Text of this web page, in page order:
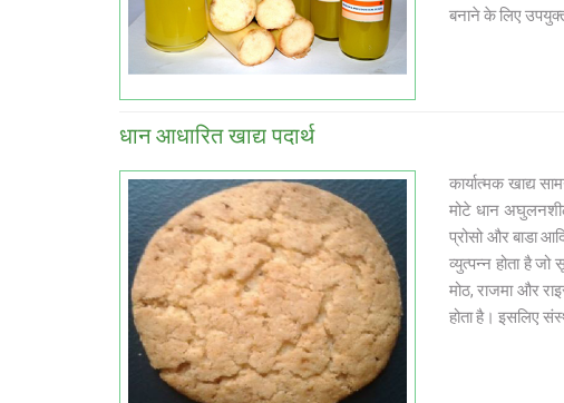
बनाने के लिए
धान आधारित खाद्य पदार्थ
कार्यात्मक खाद्य
मोटे धान
प्रोसो और बाडा
व्युत्पन्न होता है
मोठ, राजमा और
होता है। इसलिए